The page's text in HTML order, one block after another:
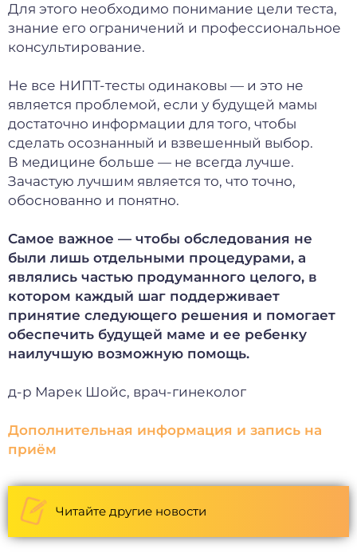
Для этого необходимо понимание цели теста,
знание его ограничений и профессиональное
консультирование.
Не все НИПТ-тесты одинаковы — и это не
является проблемой, если у будущей мамы
достаточно информации для того, чтобы
сделать осознанный и взвешенный выбор.
В медицине больше — не всегда лучше.
Зачастую лучшим является то, что точно,
обоснованно и понятно.
Самое важное — чтобы обследования не
были лишь отдельными процедурами, а
являлись частью продуманного целого, в
котором каждый шаг поддерживает
принятие следующего решения и помогает
обеспечить будущей маме и ее ребенку
наилучшую возможную помощь.
д-р Марек Шойс, врач-гинеколог
Дополнительная информация и запись на
приём
Читайте другие новости